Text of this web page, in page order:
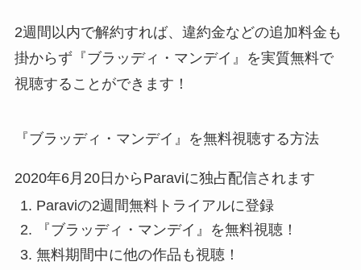
2週間以内で解約すれば、違約金などの追加料金も
掛からず『ブラッディ・マンデイ』を実質無料で
視聴することができます！
『ブラッディ・マンデイ』を無料視聴する方法
2020年6月20日からParaviに独占配信されます
Paraviの2週間無料トライアルに登録
『ブラッディ・マンデイ』を無料視聴！
無料期間中に他の作品も視聴！